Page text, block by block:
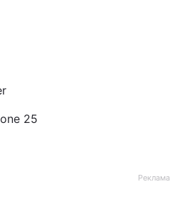
25
Реклама